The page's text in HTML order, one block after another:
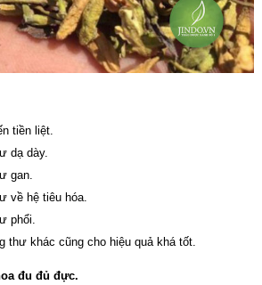
tiền liệt.
dạ dày.
gan.
về hệ tiêu hóa.
phổi.
thư khác cũng cho hiệu quả khá tốt.
đu đủ đực.